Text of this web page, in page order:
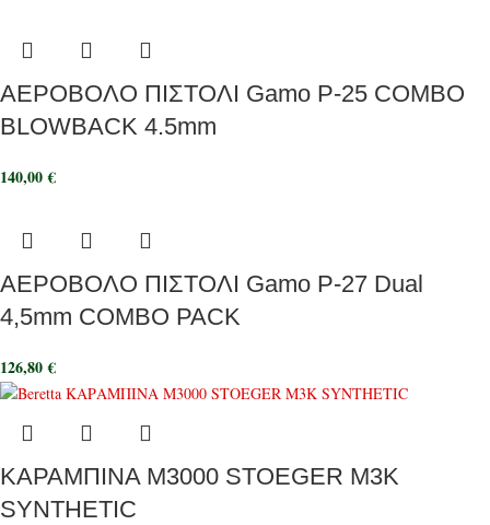
ΑΕΡΟΒΟΛΟ ΠΙΣΤΟΛΙ Gamo P-25 COMBO
BLOWBACK 4.5mm
140,00€
ΑΕΡΟΒΟΛΟ ΠΙΣΤΟΛΙ Gamo P-27 Dual
4,5mm COMBO PACK
126,80€
ΚΑΡΑΜΠΙΝΑ M3000 STOEGER M3K
SYNTHETIC